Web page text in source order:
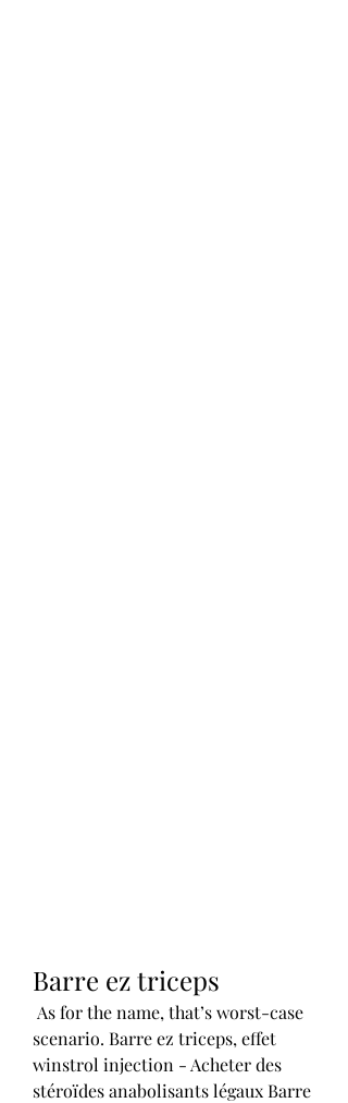
Barre ez triceps
scenario. Barre ez triceps, effet
winstrol injection - Acheter des
stéroïdes anabolisants légaux Barre